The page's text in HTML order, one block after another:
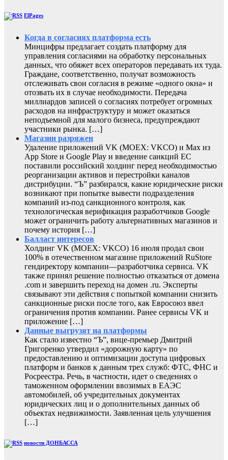
ElPages
Когда в согласиях платформа есть
Минцифры предлагает создать платформу для
управления согласиями на обработку персональных
данных, что обяжет всех операторов передавать их туда.
Граждане, соответственно, получат возможность
отслеживать свои согласия в режиме «одного окна» и
отозвать их в случае необходимости. Передача
миллиардов записей о согласиях потребует огромных
расходов на инфраструктуру и может оказаться
неподъемной для малого бизнеса, предупреждают
участники рынка. […]
Магазин разряжен
Удаление приложений VK (MOEX: VKCO) и Max из
App Store и Google Play и введение санкций ЕС
поставили российский холдинг перед необходимостью
реорганизации активов и перестройки каналов
дистрибуции. “Ъ” разбирался, какие юридические риски
возникают при попытке вывести подразделения
компаний из-под санкционного контроля, как
технологическая верификация разработчиков Google
может ограничить работу альтернативных магазинов и
почему история […]
Балласт интересов
Холдинг VK (MOEX: VKCO) 16 июля продал свои
100% в отечественном магазине приложений RuStore
гендиректору компании—разработчика сервиса. VK
также принял решение полностью отказаться от домена
.com и завершить переход на домен .ru. Эксперты
связывают эти действия с попыткой компании снизить
санкционные риски после того, как Евросоюз ввел
ограничения против компании. Ранее сервисы VK и
приложение […]
Данные выгрузят на платформы
Как стало известно “Ъ”, вице-премьер Дмитрий
Григоренко утвердил «дорожную карту» по
предоставлению и оптимизации доступа цифровых
платформ и банков к данным трех служб: ФТС, ФНС и
Росреестра. Речь, в частности, идет о сведениях о
таможенном оформлении ввозимых в ЕАЭС
автомобилей, об учредительных документах
юридических лиц и о дополнительных данных об
объектах недвижимости. Заявленная цель улучшения
[…]
новости ДОНБАССА